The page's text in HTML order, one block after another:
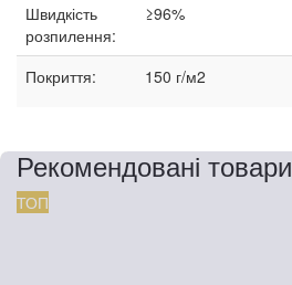
Швидкість
розпилення:
≥96%
Покриття: 150 г/м2
Рекомендовані товари
ТОП